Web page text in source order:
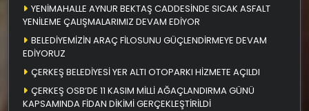
YENİMAHALLE AYNUR BEKTAŞ CADDESİNDE SICAK ASFALT
YENİLEME ÇALIŞMALARIMIZ DEVAM EDİYOR
BELEDİYEMİZİN ARAÇ FİLOSUNU GÜÇLENDİRMEYE DEVAM
EDİYORUZ
ÇERKEŞ BELEDİYESİ YER ALTI OTOPARKI HİZMETE AÇILDI
ÇERKEŞ OSB’DE 11 KASIM MİLLİ AĞAÇLANDIRMA GÜNÜ
KAPSAMINDA FİDAN DİKİMİ GERÇEKLEŞTİRİLDİ